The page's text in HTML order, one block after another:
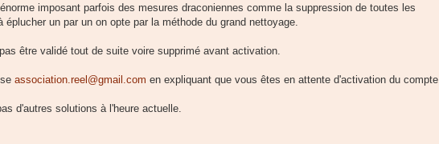
imposant parfois des mesures draconiennes comme la suppression de toutes les
un par un on opte par la méthode du grand nettoyage.
être validé tout de suite voire supprimé avant activation.
association.reel@gmail.com en expliquant que vous êtes en attente d'activation du compte.
d'autres solutions à l'heure actuelle.